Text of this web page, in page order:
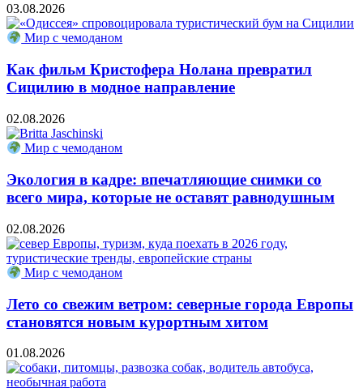
03.08.2026
Мир с чемоданом
Как фильм Кристофера Нолана превратил
Сицилию в модное направление
02.08.2026
Мир с чемоданом
Экология в кадре: впечатляющие снимки со
всего мира, которые не оставят равнодушным
02.08.2026
Мир с чемоданом
Лето со свежим ветром: северные города Европы
становятся новым курортным хитом
01.08.2026